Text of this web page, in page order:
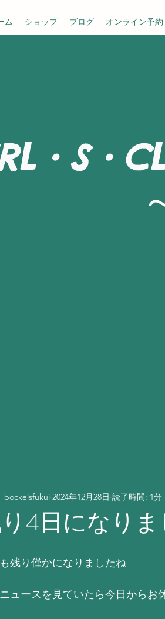
ム ショップ ブログ オンライン予約
・S・
販
4日になりま
bockelsfukui 2024年12月28日 読了時間: 1分
残り僅かになりましたね
ュースを見ていたら今日からお